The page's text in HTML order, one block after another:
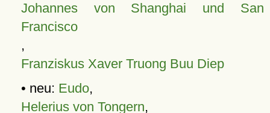
Johannes von Shanghai und San
Francisco
,
Franziskus Xaver Truong Buu Diep
• neu: Eudo,
Helerius von Tongern,